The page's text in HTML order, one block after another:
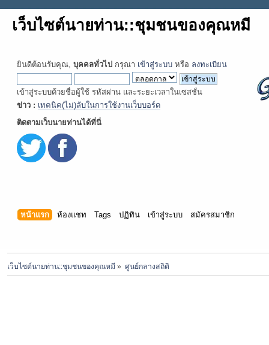
เว็บไซต์นายท่าน::ชุมชนของคุณหมี
ยินดีต้อนรับคุณ, บุคคลทั่วไป กรุณา เข้าสู่ระบบ หรือ ลงทะเบียน
เข้าสู่ระบบด้วยชื่อผู้ใช้ รหัสผ่าน และระยะเวลาในเซสชั่น
ข่าว : เทคนิค(ไม่)ลับในการใช้งานเว็บบอร์ด
ติดตามเว็บนายท่านได้ที่นี่
หน้าแรก ห้องแชท Tags ปฏิทิน เข้าสู่ระบบ สมัครสมาชิก
เว็บไซต์นายท่าน::ชุมชนของคุณหมี » ศูนย์กลางสถิติ